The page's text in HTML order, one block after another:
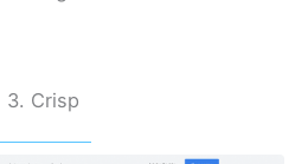
3. Crisp